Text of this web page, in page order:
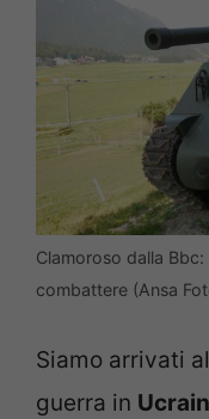
Clamoroso dalla Bbc:
combattere (Ansa
Siamo arrivati
guerra in